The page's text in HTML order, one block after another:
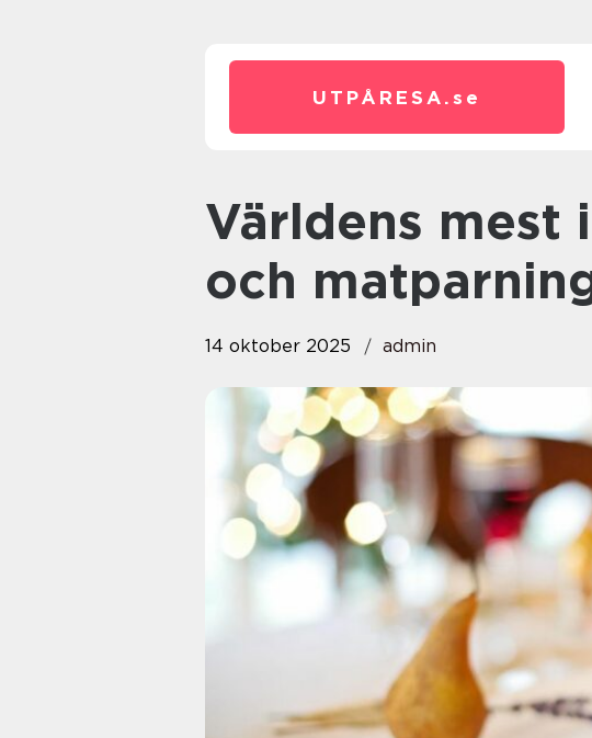
UTPÅRESA. se
Världens mest inspirerande vin-
och
14 oktober 2025 admin